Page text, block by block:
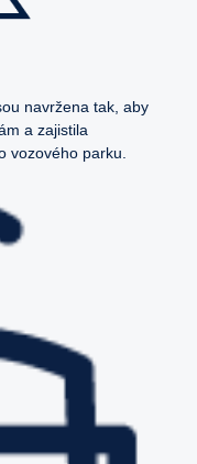
navržena tak, aby
a zajistila
vozového parku.